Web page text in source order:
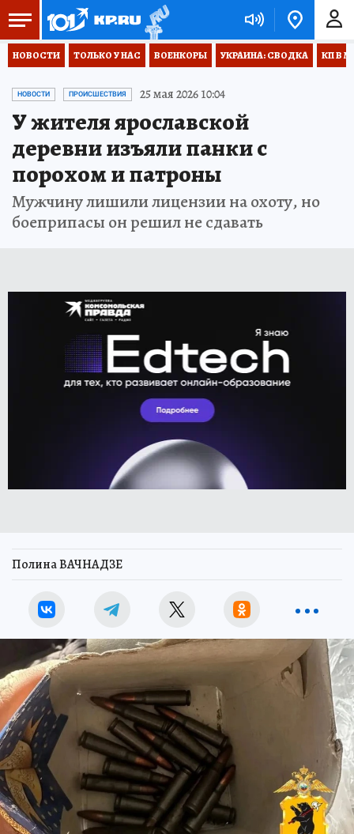
НОВОСТИ ТОЛЬКО У НАС ВОЕНКОРЫ УКРАИНА: СВОДКА КП В
НОВОСТИ ПРОИСШЕСТВИЯ 25 мая 2026 10:04
У жителя ярославской
деревни изъяли панки с
порохом и патроны
Мужчину лишили лицензии на охоту, но
боеприпасы он решил не сдавать
Полина ВАЧНАДЗЕ